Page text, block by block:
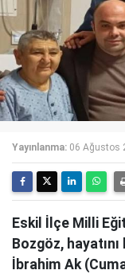
Yayınlanma: 06 Ağustos
Eskil İlçe Milli
Bozgöz,
İbrahim Ak